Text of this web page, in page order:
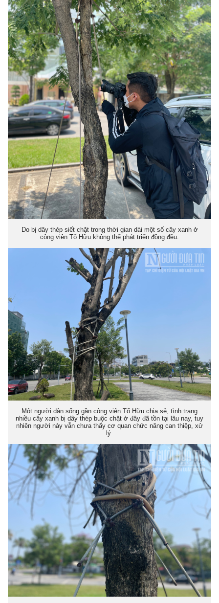
Do bị dây thép siết chặt trong thời gian dài một số cây xanh ở
công viên Tố Hữu không thể phát triển đồng đều.
Một người dân sống gần công viên Tố Hữu chia sẻ, tình trạng
nhiều cây xanh bị dây thép buộc chặt ở đây đã tồn tại lâu nay, tuy
nhiên người này vẫn chưa thấy cơ quan chức năng can thiệp, xử
lý.